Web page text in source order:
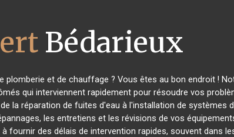
Bédarieux
et de chauffage ? Vous êtes au bon endroit !
qui interviennent rapidement pour résoudre vos
la réparation de fuites d'eau à l'installation de systèmes
les entretiens et les révisions de vos
fournir des délais de intervention rapides, souvent dans